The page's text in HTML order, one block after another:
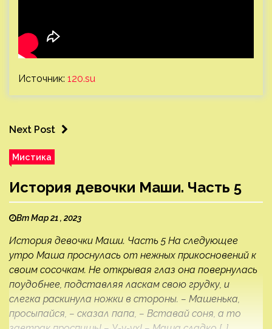
Источник: 120.su
Next Post
Мистика
История девочки Маши. Часть 5
Вт Мар 21 , 2023
История девочки Маши. Часть 5 На следующее
утро Маша проснулась от нежных прикосновений к
своим сосочкам. Не открывая глаз она повернулась
поудобнее, подставляя ласкам свою грудку, и
слегка раскинула ножки в стороны. – Машенька,
просыпайся, – сказал папа, – Вставай соня, а то